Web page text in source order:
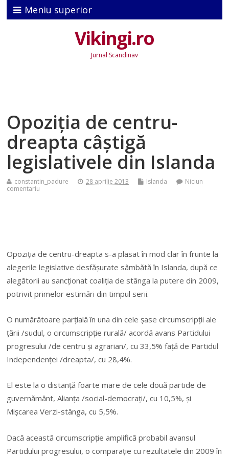
Meniu superior
Vikingi.ro
Jurnal Scandinav
Opoziţia de centru-
dreapta câștigă
legislativele din Islanda
constantin_padure 28 aprilie 2013 Islanda
Niciun
comentariu
Opoziţia de centru-dreapta s-a plasat în mod clar în frunte la
alegerile legislative desfăşurate sâmbătă în Islanda, după ce
alegătorii au sancţionat coaliţia de stânga la putere din 2009,
potrivit primelor estimări din timpul serii.
O numărătoare parţială în una din cele şase circumscripţii ale
ţării /sudul, o circumscripţie rurală/ acordă avans Partidului
progresului /de centru şi agrarian/, cu 33,5% faţă de Partidul
Independenţei /dreapta/, cu 28,4%.
El este la o distanţă foarte mare de cele două partide de
guvernământ, Alianţa /social-democraţi/, cu 10,5%, şi
Mişcarea Verzi-stânga, cu 5,5%.
Dacă această circumscripţie amplifică probabil avansul
Partidului progresului, o comparaţie cu rezultatele din 2009 în